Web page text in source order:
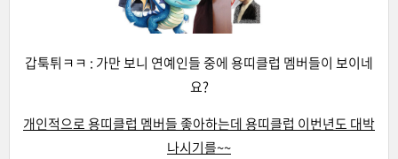
갑툭튀ㅋㅋ : 가만 보니 연예인들 중에 용띠클럽 멤버들이 보이네
요?
개인적으로 용띠클럽 멤버들 좋아하는데 용띠클럽 이번년도 대박
나시기를~~